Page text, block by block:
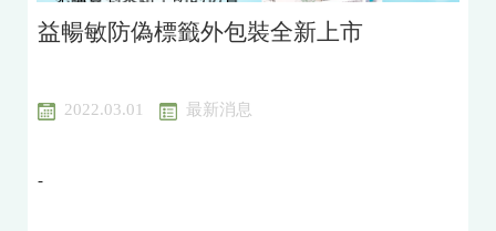
益暢敏防偽標籤外包裝全新上市
2022.03.01 最新消息
-